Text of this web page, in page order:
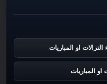
او المباريات
او المباريات